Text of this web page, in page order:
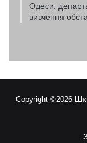
Одеси:
вивчення
Copyright ©2026